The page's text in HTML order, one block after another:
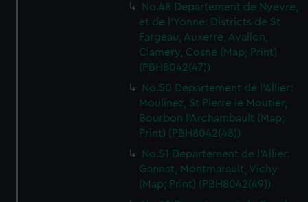
No.48 Departement de Nyevre,
et de l'Yonne: Districts de St
Fargeau, Auxerre, Avallon,
Clamery, Cosne (Map; Print)
(PBH8042(47))
No.50 Departement de l'Allier:
Moulinez, St Pierre le Moutier,
Bourbon l'Archambault (Map;
Print) (PBH8042(48))
No.51 Departement de l'Allier:
Gannat, Montmarault, Vichy
(Map; Print) (PBH8042(49))